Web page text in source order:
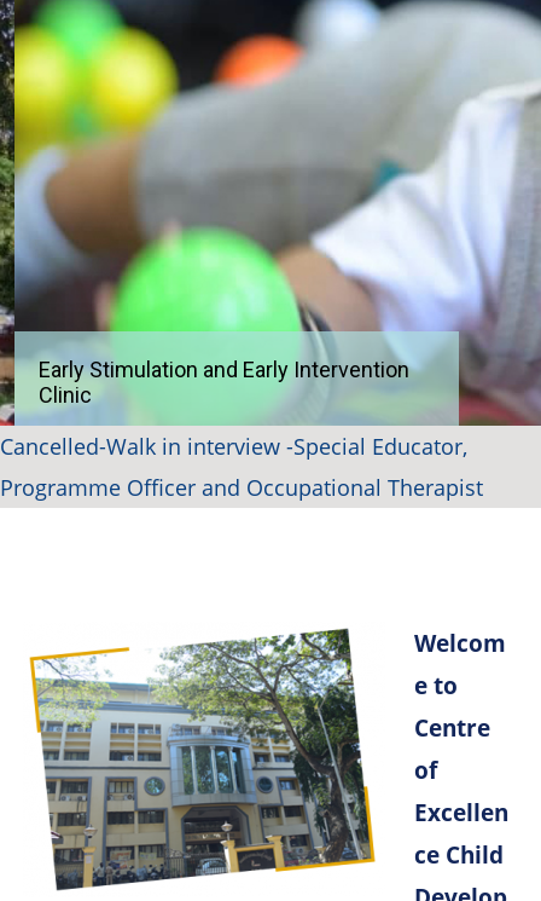
b
a
r
n
t
h
a
p
u
a
m
r
Early Stimulation and Early Intervention
Clinic
Cancelled-Walk in interview -Special Educator,
Programme Officer and Occupational Therapist
Welcom
e to
Centre
of
Excellen
ce Child